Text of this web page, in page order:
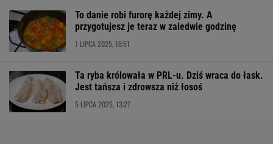
To danie robi furorę każdej zimy. A
przygotujesz je teraz w zaledwie godzinę
7 LIPCA 2025, 16:51
Ta ryba królowała w PRL-u. Dziś wraca do łask.
Jest tańsza i zdrowsza niż łosoś
5 LIPCA 2025, 13:27